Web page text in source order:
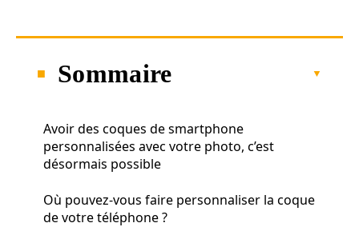
Sommaire
Avoir des coques de smartphone
personnalisées avec votre photo, c’est
désormais possible
Où pouvez-vous faire personnaliser la coque
de votre téléphone ?